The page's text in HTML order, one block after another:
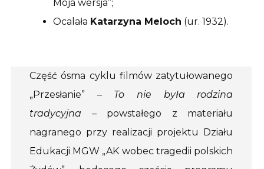
Moja wersja”;
Ocalała Katarzyna Meloch (ur. 1932).
Część ósma cyklu filmów zatytułowanego
„Przesłanie” – To nie była rodzina
tradycyjna – powstałego z materiału
nagranego przy realizacji projektu Działu
Edukacji MGW „AK wobec tragedii polskich